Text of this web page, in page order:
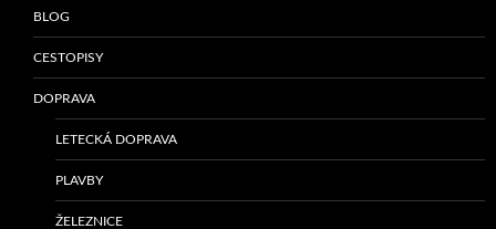
BLOG
CESTOPISY
DOPRAVA
LETECKÁ DOPRAVA
PLAVBY
ŽELEZNICE